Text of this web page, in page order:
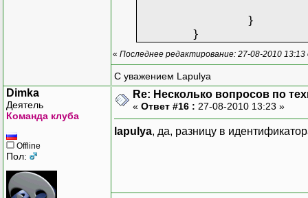
}
}
« Последнее редактирование: 27-08-2010
С уважением Lapulya
Dimka
Деятель
Команда клуба
Offline
Пол:
Re: Несколько вопросов по
« Ответ #16 : 27-08-2010 13:23 »
lapulya, да, разницу в